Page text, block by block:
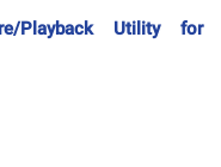
Playback Utility for